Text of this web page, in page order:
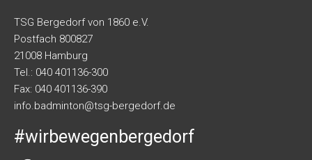
TSG Bergedorf von 1860 e.V.
Postfach 800827
21008 Hamburg
Tel.: 040 401136-300
Fax: 040 401136-390
info.badminton@tsg-bergedorf.de
#wirbewegenbergedorf